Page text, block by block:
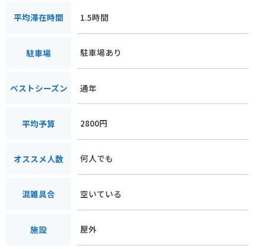
平均滞在時間 1.5時間
駐車場 駐車場あり
ベストシーズン 通年
平均予算 2800円
オススメ人数 何人でも
混雑具合 空いている
施設 屋外